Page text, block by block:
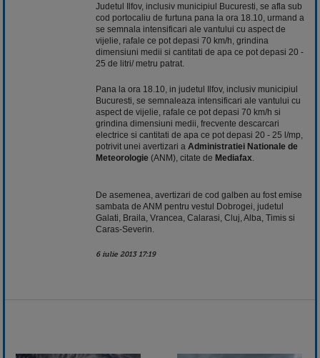
Judetul Ilfov, inclusiv municipiul Bucuresti, se afla sub
cod portocaliu de furtuna pana la ora 18.10, urmand a
se semnala intensificari ale vantului cu aspect de
vijelie, rafale ce pot depasi 70 km/h, grindina
dimensiuni medii si cantitati de apa ce pot depasi 20 -
25 de litri/ metru patrat.
Pana la ora 18.10, in judetul Ilfov, inclusiv municipiul
Bucuresti, se semnaleaza intensificari ale vantului cu
aspect de vijelie, rafale ce pot depasi 70 km/h si
grindina dimensiuni medii, frecvente descarcari
electrice si cantitati de apa ce pot depasi 20 - 25 l/mp,
potrivit unei avertizari a Administratiei Nationale de
Meteorologie (ANM), citate de Mediafax
De asemenea, avertizari de cod galben au fost emise
sambata de ANM pentru vestul Dobrogei, judetul
Galati, Braila, Vrancea, Calarasi, Cluj, Alba, Timis si
Caras-Severin.
6 iulie 2013 17:19